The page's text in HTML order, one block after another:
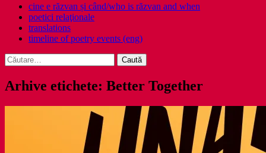
cine e răzvan și când/who is răzvan and when
poetici relaţionale
translations
timeline of poetry events (eng)
Caută
după:
Arhive etichete: Better Together